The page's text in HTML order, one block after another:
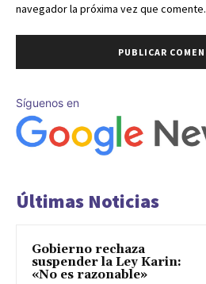
navegador la próxima vez que comente.
Síguenos en
Últimas Noticias
Gobierno rechaza
suspender la Ley Karin:
«No es razonable»